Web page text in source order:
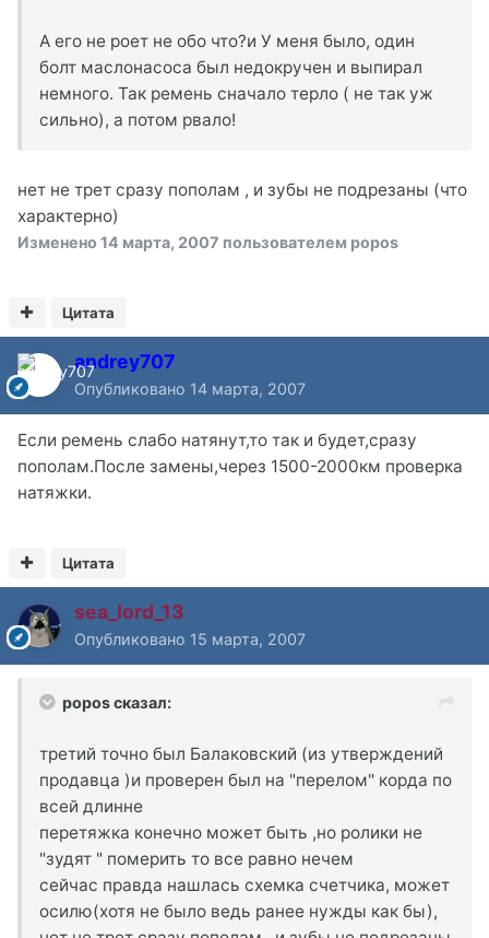
А его не роет не обо что?и У меня было, один
болт маслонасоса был недокручен и выпирал
немного. Так ремень сначало терло ( не так уж
сильно), а потом рвало!
нет не трет сразу пополам , и зубы не подрезаны (что
характерно)
Изменено 14 марта, 2007 пользователем popos
Цитата
andrey707
Опубликовано 14 марта, 2007
Если ремень слабо натянут,то так и будет,сразу
пополам.После замены,через 1500-2000км проверка
натяжки.
Цитата
sea_lord_13
Опубликовано 15 марта, 2007
popos сказал:
третий точно был Балаковский (из утверждений
продавца )и проверен был на "перелом" корда по
всей длинне
перетяжка конечно может быть ,но ролики не
"зудят " померить то все равно нечем
сейчас правда нашлась схемка счетчика, может
осилю(хотя не было ведь ранее нужды как бы),